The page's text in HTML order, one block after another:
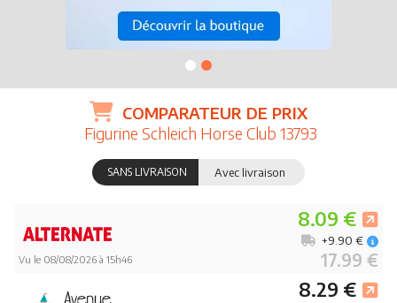
COMPARATEUR DE PRIX
Figurine Schleich Horse Club 13793
SANS LIVRAISON Avec livraison
Vu le 08/08/2026 à 15h46
8.09 €
17.99 €
+9.90 €
8.29 €